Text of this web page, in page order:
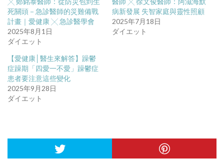
死關頭－急診醫師的災難備戰
計畫｜愛健康 ╳ 急診醫學會
2025年8月1日
ダイエット
病新發展 失智家庭與靈性照顧
2025年7月18日
ダイエット
【愛健康│醫生來解答】躁鬱
症躁期「四愛一不愛」躁鬱症
患者要注意這些變化
2025年9月28日
ダイエット